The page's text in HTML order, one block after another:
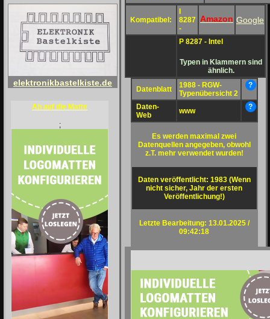
elektronikbastelkiste.de
Ab auf die Matte
;
Kompatibel:
8287
-
Amazon Google
P 8287 - Intel
Typen in Klammern sind
ähnlich.
Datenblatt
1988 - RGW-
Typenübersicht 2
?
Daten-
Web
www ?
Es werden maximal zwei
Datenquellen angegeben, obwohl
z.T. mehr verwendet wurden!
Daten veröffentlicht: 1983 (Wenn
nicht sicher, Jahr der ersten
Veröffentlichung!)
Letzte Bearbeitung: 13.01.2025 /
09:42:18